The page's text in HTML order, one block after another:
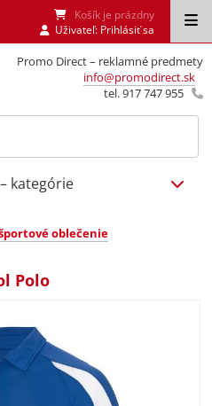
Promo Direct – reklamné predmety
info@promodirect.sk
tel. 917 747 955
Košík je prázdny
Uživateľ: Prihlásiť sa
– kategórie
oblečenie
Polo